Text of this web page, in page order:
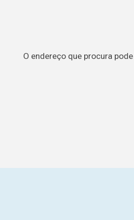
O endereço que procura